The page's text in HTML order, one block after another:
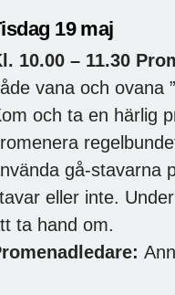
19 maj
10.00 – 11.30
vana och ovana
och ta en härlig
gå-stavarna
eller inte.
ta hand om.